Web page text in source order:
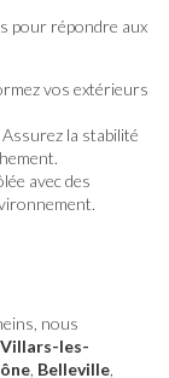
pour répondre aux
vos extérieurs
Assurez la stabilité
avec des
nous
Villars-les-
Belleville